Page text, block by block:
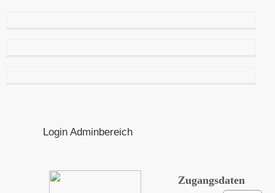
Login Adminbereich
Zugangsdaten